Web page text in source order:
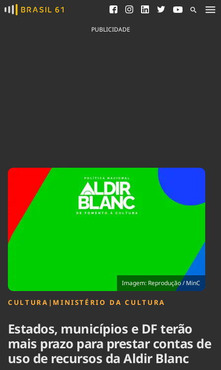
Ver todas as notícias
Saneamento
Indicadores
Agronegócios
Brasil Mineral
Ciência &
Tecnologia
Cinema
Comportamento
Cultura
Economia
Educação
Meio Ambiente
Podcast
Política
Saúde
PUBLICIDADE
Imagem: Reprodução / MinC
CULTURA | MINISTÉRIO DA CULTURA
Estados, municípios e DF terão
mais prazo para prestar contas de
uso de recursos da Aldir Blanc